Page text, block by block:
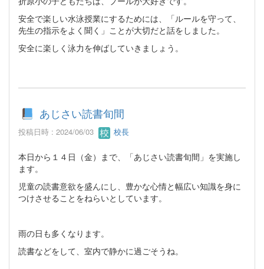
安全で楽しい水泳授業にするためには、「ルールを守って、
先生の指示をよく聞く」ことが大切だと話をしました。
安全に楽しく泳力を伸ばしていきましょう。
あじさい読書旬間
投稿日時 : 2024/06/03 校長
本日から１４日（金）まで、「あじさい読書旬間」を実施し
ます。
児童の読書意欲を盛んにし、豊かな心情と幅広い知識を身に
つけさせることをねらいとしています。
雨の日も多くなります。
読書などをして、室内で静かに過ごそうね。